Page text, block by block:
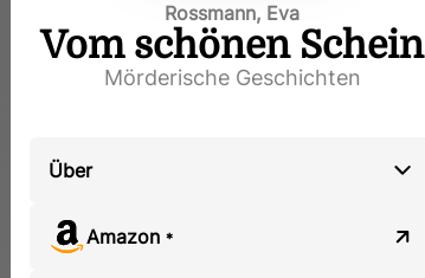
Rossmann, Eva
Vom schönen Schein
Mörderische Geschichten
Über
Amazon *